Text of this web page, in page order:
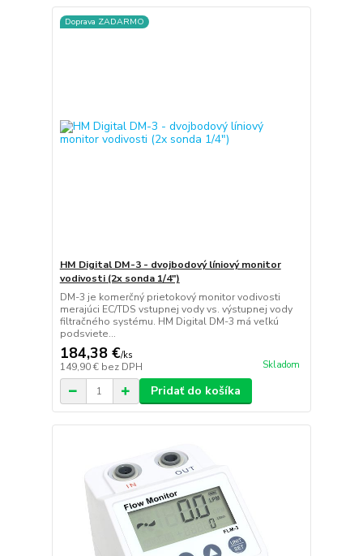
Doprava ZADARMO
HM Digital DM-3 - dvojbodový líniový monitor
vodivosti (2x sonda 1/4")
DM-3 je komerčný prietokový monitor vodivosti
merajúci EC/TDS vstupnej vody vs. výstupnej vody
filtračného systému. HM Digital DM-3 má veľkú
podsviete...
184,38 €/ks
149,90 € bez DPH Skladom
Pridať do košíka